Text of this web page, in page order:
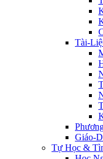
Tài-
Giáo-
Tự Học &